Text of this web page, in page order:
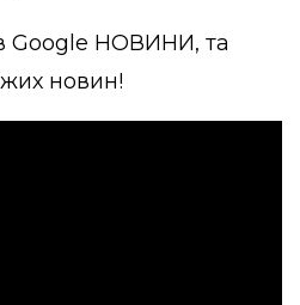
Google НОВИНИ, та
новин!